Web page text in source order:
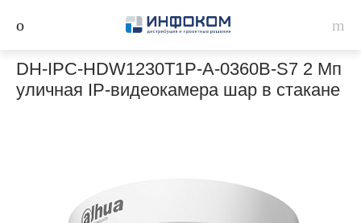
DH-IPC-HDW1230T1P-A-0360B-S7 2 Мп
уличная IP-видеокамера шар в стакане